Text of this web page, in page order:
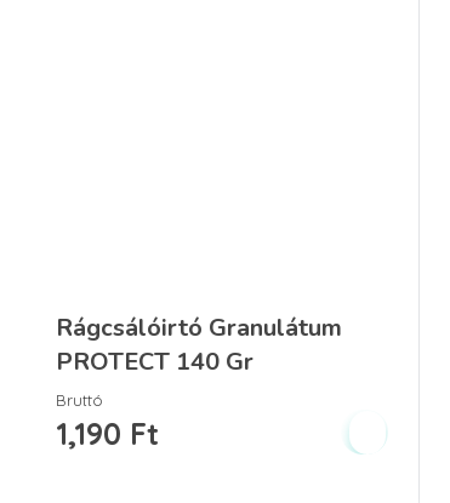
Rágcsálóirtó Granulátum
PROTECT 140 Gr
1,190 Ft
Bruttó